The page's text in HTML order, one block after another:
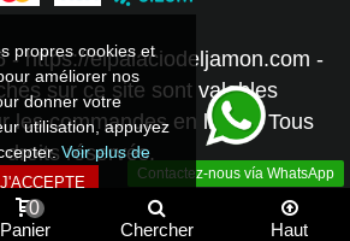
propres cookies et
améliorer nos
donner votre
utilisation, appuyez
Voir plus de
J'ACCEPTE Contactez-nous vía WhatsApp
- https://elpalaciodeljamon.com -
sur ce site sont valables
les commandes en ligne - Tous
droits réservés.
Panier
0
Chercher Haut